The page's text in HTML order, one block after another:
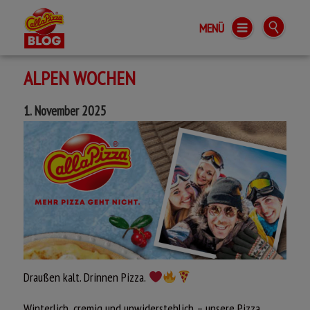
Call a Pizza BLOG
MENÜ
ALPEN WOCHEN
1. November 2025
Draußen kalt. Drinnen Pizza.